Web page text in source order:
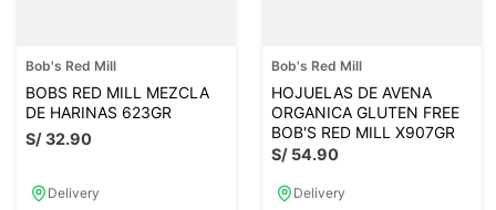
Bob's Red Mill
BOBS RED MILL MEZCLA
DE HARINAS 623GR
S/32.90
Delivery
Bob's Red Mill
HOJUELAS DE AVENA
ORGANICA GLUTEN FREE
BOB'S RED MILL X907GR
S/ 54.90
Delivery